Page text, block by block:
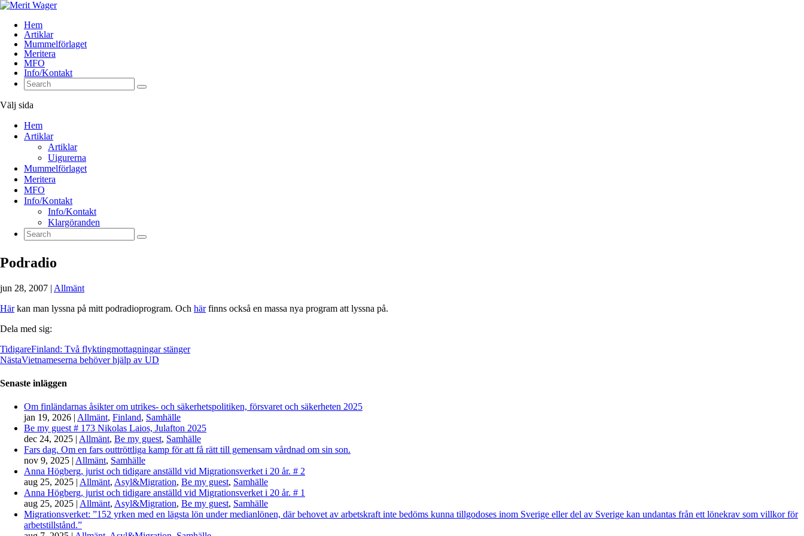
Hem
Artiklar
Mummelförlaget
Meritera
MFO
Info/Kontakt
Välj sida
Hem
Artiklar
Artiklar
Uigurerna
Mummelförlaget
Meritera
MFO
Info/Kontakt
Info/Kontakt
Klargöranden
Podradio
jun 28, 2007 | Allmänt
Härkan man lyssna på mitt podradioprogram. Och härfinns också en massa nya program att lyssna på.
Dela med sig:
TidigareFinland: Två flyktingmottagningar stänger
NästaVietnameserna behöver hjälp av UD
Senaste inläggen
Om finländarnas åsikter om utrikes- och säkerhetspolitiken, försvaret och säkerheten 2025
jan 19, 2026 | Allmänt, Finland, Samhälle
Be my guest # 173 Nikolas Laios, Julafton 2025
dec 24, 2025 | Allmänt, Be my guest, Samhälle
Fars dag. Om en fars outtröttliga kamp för att få rätt till gemensam vårdnad om sin son.
nov 9, 2025 | Allmänt, Samhälle
Anna Högberg, jurist och tidigare anställd vid Migrationsverket i 20 år. # 2
aug 25, 2025 | Allmänt, Asyl&Migration, Be my guest, Samhälle
Anna Högberg, jurist och tidigare anställd vid Migrationsverket i 20 år. # 1
aug 25, 2025 | Allmänt, Asyl&Migration, Be my guest, Samhälle
Migrationsverket: ”152 yrken med en lägsta lön under medianlönen, där behovet av arbetskraft inte bedöms kunna tillgodoses inom Sverige eller del av Sverige kan undantas från ett lönekrav som villkor för
arbetstillstånd.”